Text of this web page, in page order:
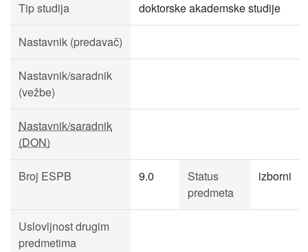
Tip studija doktorske akademske studije
Nastavnik (predavač)
Nastavnik/saradnik
(vežbe)
Nastavnik/saradnik
(DON)
Broj ESPB 9.0
Status
predmeta
izborni
Uslovljnost drugim
predmetima